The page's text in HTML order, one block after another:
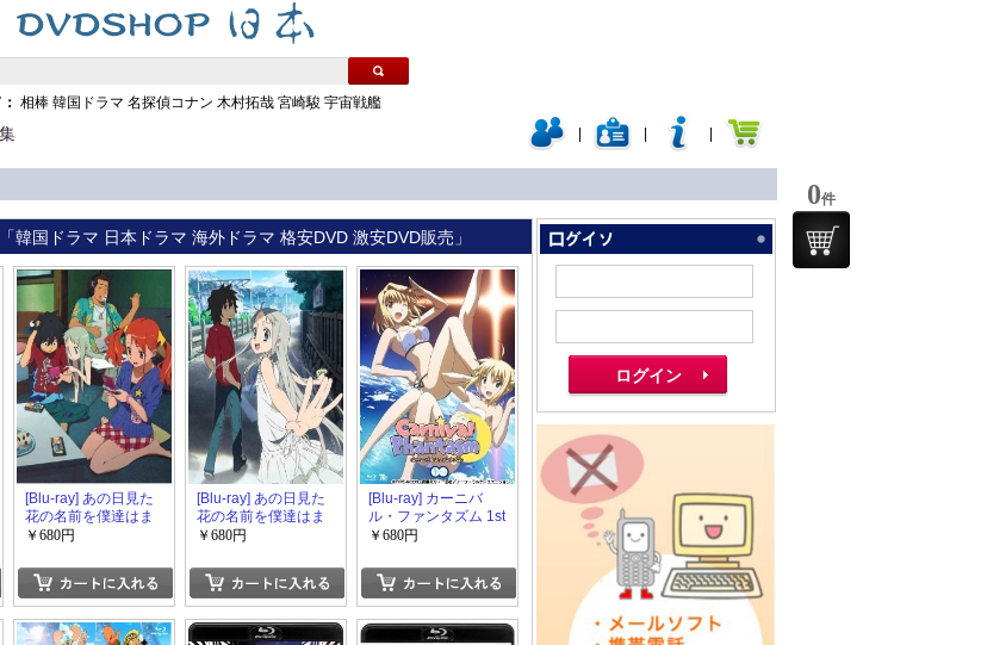
相棒 韓国ドラマ 名探偵コナン 木村拓哉 宮崎駿 宇宙戦艦
韓国ドラマ 日本ドラマ 海外ドラマ 格安DVD 激安DVD販売」
[Blu-ray] あの日見た
花の名前を僕達はま
だ知らない。 2
￥680円
[Blu-ray] あの日見た
花の名前を僕達はま
だ知らない。 1
￥680円
[Blu-ray] カーニバ
ル・ファンタズム 1st
Season
￥680円
0件